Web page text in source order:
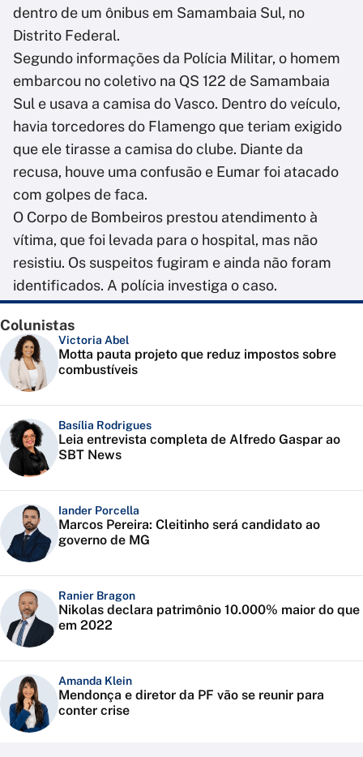
dentro de um ônibus em Samambaia Sul, no
Distrito Federal.
Segundo informações da Polícia Militar, o homem
embarcou no coletivo na QS 122 de Samambaia
Sul e usava a camisa do Vasco. Dentro do veículo,
havia torcedores do Flamengo que teriam exigido
que ele tirasse a camisa do clube. Diante da
recusa, houve uma confusão e Eumar foi atacado
com golpes de faca.
O Corpo de Bombeiros prestou atendimento à
vítima, que foi levada para o hospital, mas não
resistiu. Os suspeitos fugiram e ainda não foram
identificados. A polícia investiga o caso.
Colunistas
Victoria Abel
Motta pauta projeto que reduz impostos sobre
combustíveis
Basília Rodrigues
Leia entrevista completa de Alfredo Gaspar ao
SBT News
Iander Porcella
Marcos Pereira: Cleitinho será candidato ao
governo de MG
Ranier Bragon
Nikolas declara patrimônio 10.000% maior do que
em 2022
Amanda Klein
Mendonça e diretor da PF vão se reunir para
conter crise